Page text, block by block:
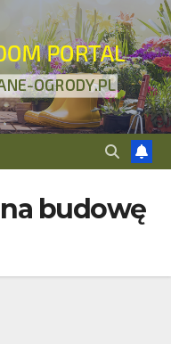
budowę